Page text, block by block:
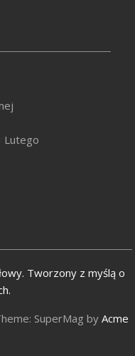
Lutego
Tworzony z myślą o
SuperMag byAcme